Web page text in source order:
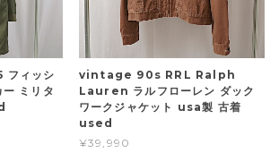
ィッシ
ミリタ
vintage 90s RRL Ralph
Lauren ラルフローレン ダック
ワークジャケット usa製 古着
used
¥39,990